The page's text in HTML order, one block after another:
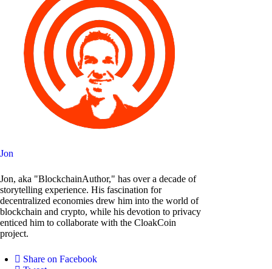
Jon
Jon, aka "BlockchainAuthor," has over a decade of
storytelling experience. His fascination for
decentralized economies drew him into the world of
blockchain and crypto, while his devotion to privacy
enticed him to collaborate with the CloakCoin
project.
Share on Facebook